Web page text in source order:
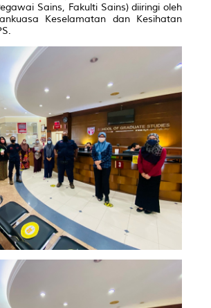
Sains, Fakulti Sains) diiringi oleh
Keselamatan dan Kesihatan